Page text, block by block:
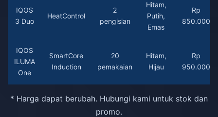
IQOS
3 Duo
HeatControl
2
pengisian
Hitam,
Putih,
Emas
Rp
850.000
IQOS
ILUMA
One
SmartCore
Induction
20
pemakaian
Hitam,
Hijau
Rp
950.000
* Harga dapat berubah. Hubungi kami untuk stok dan
promo.